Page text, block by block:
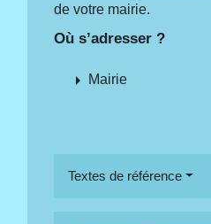
de votre mairie.
Où s’adresser ?
arrow_right Mairie
Textes de référence